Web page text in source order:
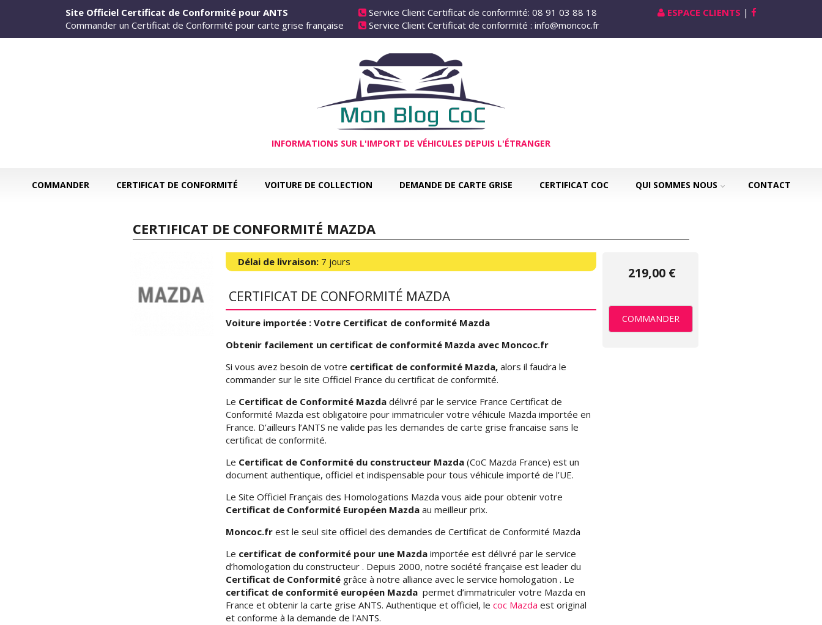
Aller au contenu principalSite Officiel Certificat de Conformité pour ANTS
Commander un Certificat de Conformité pour carte grise française
Service Client Certificat de conformité: 08 91 03 88 18
Service Client Certificat de conformité : info@moncoc.fr
ESPACE CLIENTS |
INFORMATIONS SUR L'IMPORT DE VÉHICULES DEPUIS L'ÉTRANGER
COMMANDER CERTIFICAT DE CONFORMITÉ VOITURE DE COLLECTION DEMANDE DE CARTE GRISE CERTIFICAT COC QUI SOMMES NOUS CONTACT
CERTIFICAT DE CONFORMITÉ MAZDA
Délai de livraison: 7 jours
CERTIFICAT DE CONFORMITÉ MAZDA
Voiture importée : Votre Certificat de conformité Mazda
Obtenir facilement un certificat de conformité Mazda avec Moncoc.fr
Si vous avez besoin de votre certificat de conformité Mazda,alors il faudra le
commander sur le site Officiel France du certificat de conformité.
Le Certificat de Conformité Mazda délivré par le service France Certificat de
Conformité Mazda est obligatoire pour immatriculer votre véhicule Mazda importée en
France. D’ailleurs l’ANTS ne valide pas les demandes de carte grise francaise sans le
certificat de conformité.
Le Certificat de Conformité du constructeur Mazda(CoC Mazda France) est un
document authentique, officiel et indispensable pour tous véhicule importé de l’UE.
Le Site Officiel Français des Homologations Mazda vous aide pour obtenir votre
Certificat de Conformité Européen Mazda au meilleur prix.
Moncoc.fr est le seul site officiel des demandes de Certificat de Conformité Mazda
Le certificat de conformité pour une Mazdaimportée est délivré par le service
d’homologation du constructeur . Depuis 2000, notre société française est leader du
Certificat de Conformité grâce à notre alliance avec le service homologation . Le
certificat de conformité européen Mazda permet d’immatriculer votre Mazda en
France et obtenir la carte grise ANTS. Authentique et officiel, le coc Mazda est original
et conforme à la demande de l'ANTS.
219,00 €
COMMANDER